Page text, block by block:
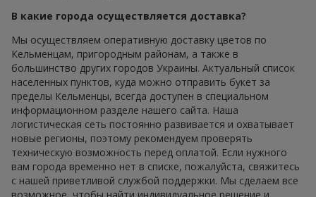
В какие города осуществляется доставка?
Мы осуществляем оперативную доставку цветов по
Кельменцам, пригородным районам, а также в
большинство других городов Украины. Актуальный список
населенных пунктов, куда можно отправить букет за
пределы Кельменцы, всегда доступен в специальном
информационном разделе нашего сайта. Наша
логистическая сеть постоянно развивается и охватывает
новые регионы, поэтому рекомендуем проверять
техническую возможность перед оплатой. Если нужного
вам города временно нет в списке, пожалуйста, свяжитесь
с нашей приветливой службой поддержки. Мы сделаем все